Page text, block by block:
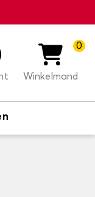
0
Winkelmand